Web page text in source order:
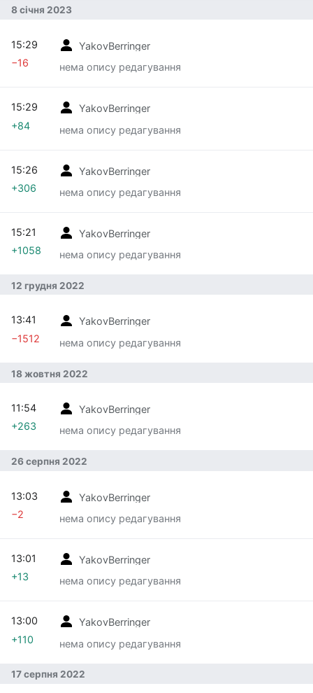
8 січня 2023
YakovBerringer
нема опису редагування
15:29
−16
YakovBerringer
нема опису редагування
15:29
+84
YakovBerringer
нема опису редагування
15:26
+306
YakovBerringer
нема опису редагування
15:21
+1058
12 грудня 2022
YakovBerringer
нема опису редагування
13:41
−1512
18 жовтня 2022
YakovBerringer
нема опису редагування
11:54
+263
26 серпня 2022
YakovBerringer
нема опису редагування
13:03
−2
YakovBerringer
нема опису редагування
13:01
+13
YakovBerringer
нема опису редагування
13:00
+110
17 серпня 2022